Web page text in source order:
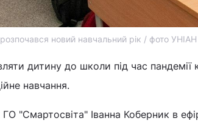
розпочався новий навчальний рік / фото УНІАН
дитину до школи під час пандемії
навчання.
"Смартосвіта" Іванна Коберник в